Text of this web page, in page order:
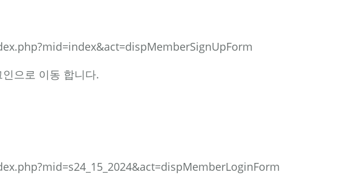
으로 이동 합니다.